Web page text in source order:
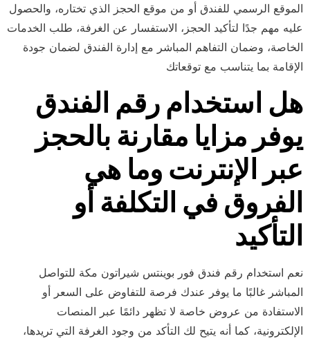
الموقع الرسمي للفندق أو من موقع الحجز الذي تختاره، والحصول
عليه مهم جدًا لتأكيد الحجز، الاستفسار عن الغرفة، طلب الخدمات
الخاصة، وضمان التفاهم المباشر مع إدارة الفندق لضمان جودة
الإقامة بما يتناسب مع توقعاتك
هل استخدام رقم الفندق
يوفر مزايا مقارنة بالحجز
عبر الإنترنت وما هي
الفروق في التكلفة أو
التأكيد
نعم استخدام رقم فندق فور بوينتس شيراتون مكة للتواصل
المباشر غالبًا ما يوفر عندك فرصة للتفاوض على السعر أو
الاستفادة من عروض خاصة لا تظهر دائمًا عبر المنصات
الإلكترونية، كما أنه يتيح لك التأكد من وجود الغرفة التي تريدها،